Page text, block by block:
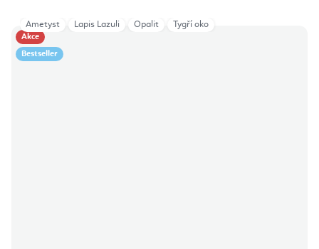
Akce
Bestseller
Ametyst Lapis Lazuli Opalit Tygří oko